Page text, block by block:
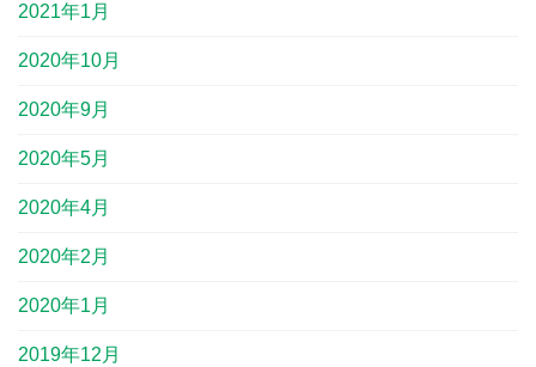
2021年1月
2020年10月
2020年9月
2020年5月
2020年4月
2020年2月
2020年1月
2019年12月